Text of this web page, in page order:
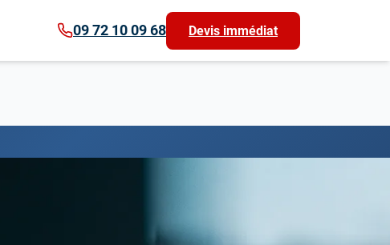
09 72 10 09 68 Devis immédiat